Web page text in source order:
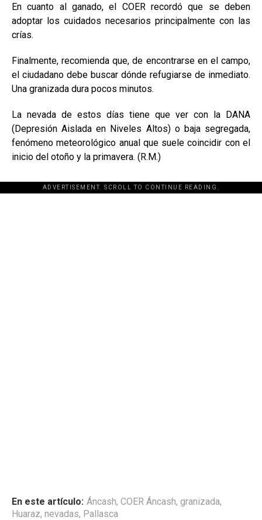
En cuanto al ganado, el COER recordó que se deben
adoptar los cuidados necesarios principalmente con las
crías.
Finalmente, recomienda que, de encontrarse en el campo,
el ciudadano debe buscar dónde refugiarse de inmediato.
Una granizada dura pocos minutos.
La nevada de estos días tiene que ver con la DANA
(Depresión Aislada en Niveles Altos) o baja segregada,
fenómeno meteorológico anual que suele coincidir con el
inicio del otoño y la primavera. (R.M.)
ADVERTISEMENT. SCROLL TO CONTINUE READING.
En este artículo: Áncash, COER Áncash, granizada,
Huaraz, nevadas, Pallasca